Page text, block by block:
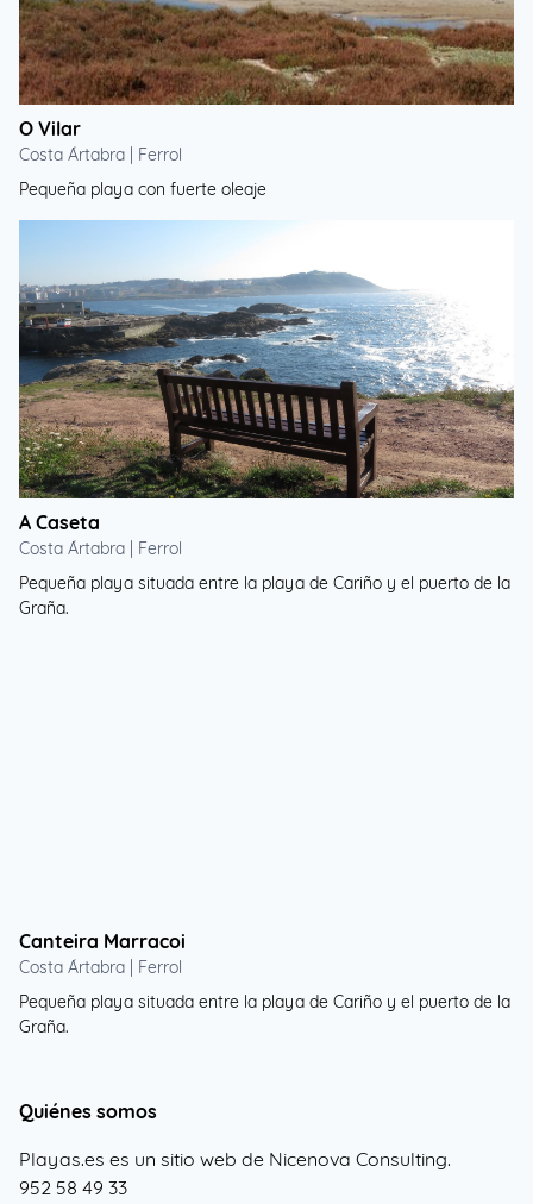
O Vilar
Costa Ártabra | Ferrol
Pequeña playa con fuerte oleaje
A Caseta
Costa Ártabra | Ferrol
Pequeña playa situada entre la playa de Cariño y el puerto de la
Graña.
Canteira Marracoi
Costa Ártabra | Ferrol
Pequeña playa situada entre la playa de Cariño y el puerto de la
Graña.
Quiénes somos
Playas.es es un sitio web de Nicenova Consulting.
952 58 49 33